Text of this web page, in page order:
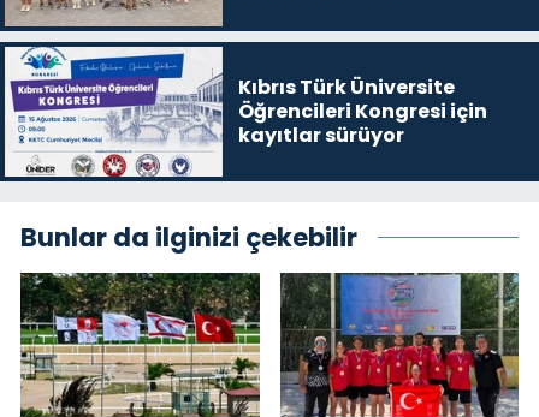
Kıbrıs Türk Üniversite
Öğrencileri Kongresi için
kayıtlar sürüyor
Bunlar da ilginizi çekebilir